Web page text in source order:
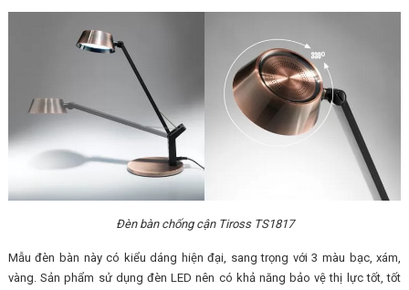
Đèn bàn chống cận Tiross TS1817
Mẫu đèn bàn này có kiểu dáng hiện đại, sang trọng với 3 màu bạc, xám,
vàng. Sản phẩm sử dụng đèn LED nên có khả năng bảo vệ thị lực tốt, tốt